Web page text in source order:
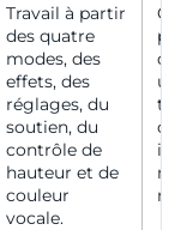
Travail à partir
des quatre
modes, des
effets, des
réglages, du
soutien, du
contrôle de
hauteur et de
couleur
vocale.
qui
un
nt